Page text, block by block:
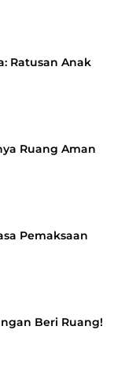
Ratusan Anak
Ruang Aman
Pemaksaan
Beri Ruang!